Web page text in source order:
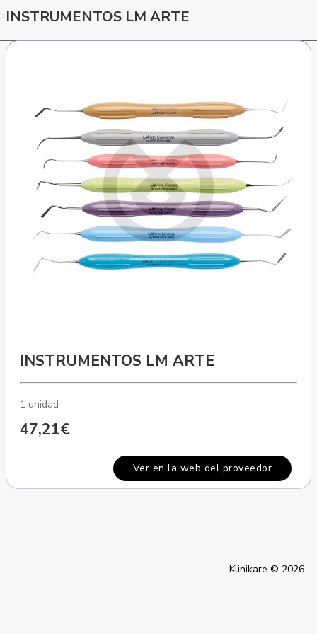
INSTRUMENTOS LM ARTE
INSTRUMENTOS LM ARTE
1 unidad
47,21€
Ver en la web del proveedor
Klinikare © 2026